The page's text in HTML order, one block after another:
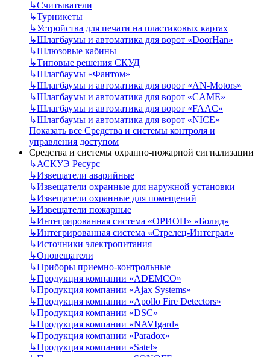
↳Считыватели
↳Турникеты
↳Устройства для печати на пластиковых картах
↳Шлагбаумы и автоматика для ворот «DoorHan»
↳Шлюзовые кабины
↳Типовые решения СКУД
↳Шлагбаумы «Фантом»
↳Шлагбаумы и автоматика для ворот «AN-Motors»
↳Шлагбаумы и автоматика для ворот «CAME»
↳Шлагбаумы и автоматика для ворот «FAAC»
↳Шлагбаумы и автоматика для ворот «NICE»
Показать все Средства и системы контроля и
управления доступом
Средства и системы охранно-пожарной сигнализации
↳АСКУЭ Ресурс
↳Извещатели аварийные
↳Извещатели охранные для наружной установки
↳Извещатели охранные для помещений
↳Извещатели пожарные
↳Интегрированная система «ОРИОН» «Болид»
↳Интегрированная система «Стрелец-Интеграл»
↳Источники электропитания
↳Оповещатели
↳Приборы приемно-контрольные
↳Продукция компании «ADEMCO»
↳Продукция компании «Ajax Systems»
↳Продукция компании «Apollo Fire Detectors»
↳Продукция компании «DSC»
↳Продукция компании «NAVIgard»
↳Продукция компании «Paradox»
↳Продукция компании «Satel»